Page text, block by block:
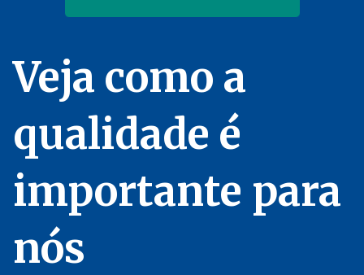
Veja como a
qualidade é
importante para
nós